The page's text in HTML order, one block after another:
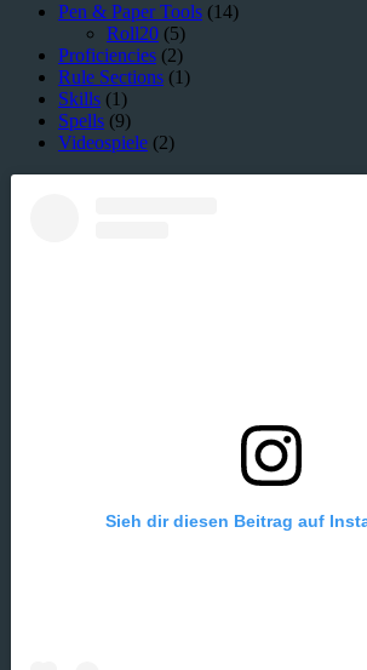
Pen & Paper Tools (14)
Roll20 (5)
Proficiencies (2)
Rule Sections (1)
Skills (1)
Spells (9)
Videospiele (2)
Sieh dir diesen Beitrag auf